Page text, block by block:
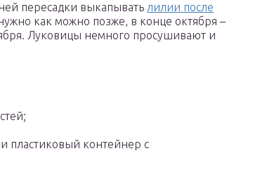
пересадки выкапывать лилии после
как можно позже, в конце октября –
Луковицы немного просушивают и
пластиковый контейнер с